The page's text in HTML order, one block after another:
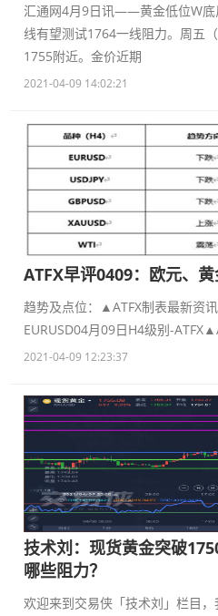
汇通网4月9日讯——黄金低位W底
线有望测试1764一线阻力。周五
1755附近。金价近期
2021-04-09 14:02:21
ATFX早评0409：欧元、
趋势及点位：▲ATFX制表最新资
EURUSD04月09日H4级别-
2021-04-09 12:23:37
技术刘：现货黄金突破
哪些阻力？
欢迎来到交易侠「技术刘」栏目，